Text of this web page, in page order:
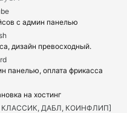
с админ панелью
дизайн превосходный.
панелью, оплата фрикасса
на хостинг
КЛАССИК, ДАБЛ, КОИНФЛИП]